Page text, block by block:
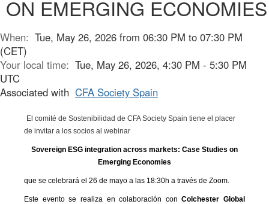
ON EMERGING ECONOMIES
When: Tue, May 26, 2026 from 06:30 PM to 07:30 PM
(CET)
Your local time: Tue, May 26, 2026, 4:30 PM - 5:30 PM
UTC
Associated with CFA Society Spain
El comité de Sostenibilidad de CFA Society Spain tiene el placer
de invitar a los socios al webinar
Sovereign ESG integration across markets: Case Studies on
Emerging Economies
que se celebrará el 26 de mayo a las 18:30h a través de Zoom.
Este evento se realiza en colaboración conColchester Global